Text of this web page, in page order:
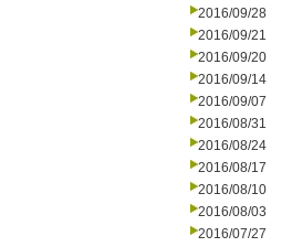
2016/09/28
2016/09/21
2016/09/20
2016/09/14
2016/09/07
2016/08/31
2016/08/24
2016/08/17
2016/08/10
2016/08/03
2016/07/27